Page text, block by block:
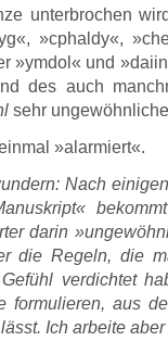
unterbrochen
»cphaldy«,
»ymdol« und
des auch
sehr
»alarmiert«.
Nach
darin
die Regeln, die
verdichtet
formulieren, aus
Ich arbeite